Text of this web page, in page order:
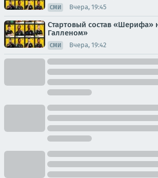
СМИ Вчера, 19:45
Стартовый состав «Шерифа»
Галленом»
СМИ Вчера, 19:42